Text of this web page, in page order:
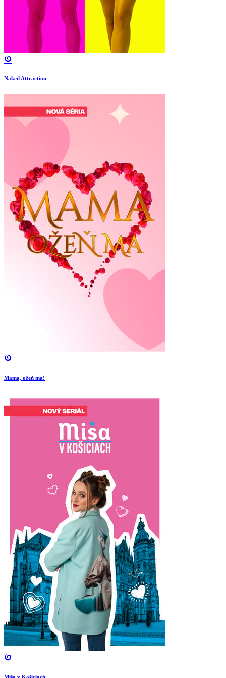
Naked Attraction
Mama, ožeň ma!